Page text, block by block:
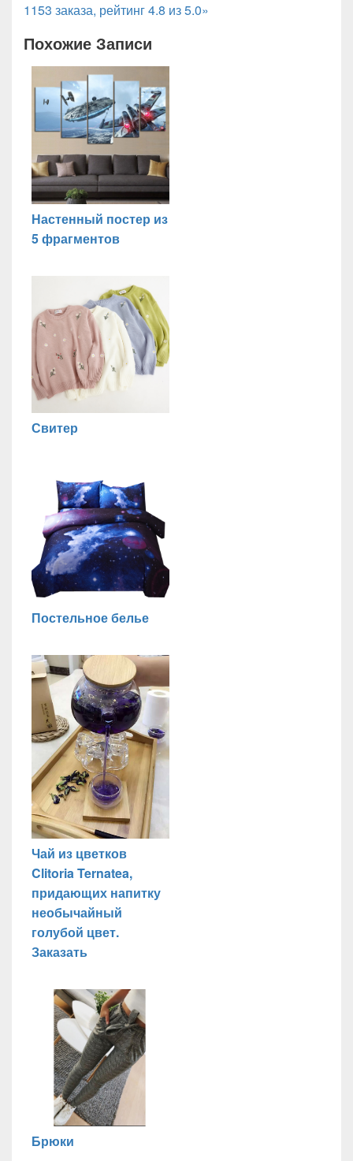
1153 заказа, рейтинг 4.8 из 5.0»
Похожие Записи
Настенный постер из
5 фрагментов
Свитер
Постельное белье
Чай из цветков
Clitoria Ternatea,
придающих напитку
необычайный
голубой цвет.
Заказать
Брюки